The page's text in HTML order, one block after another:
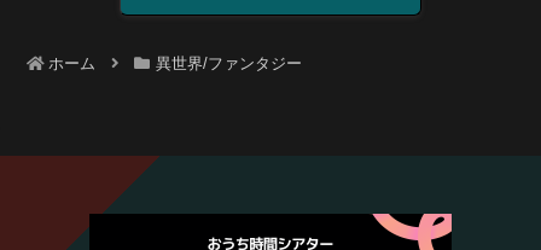
ホーム 異世界/ファンタジー